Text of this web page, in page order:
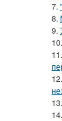
7.
8.
9.
10.
11.
12.
13.
14.